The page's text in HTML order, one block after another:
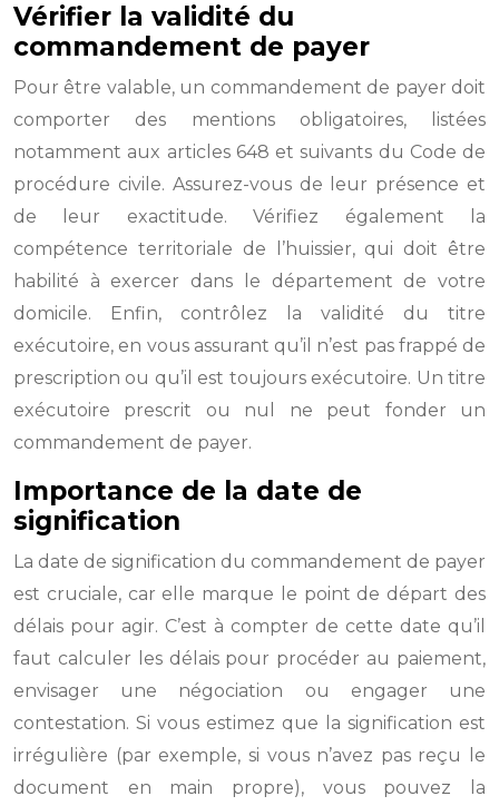
Vérifier la validité du
commandement de payer
Pour être valable, un commandement de payer doit
comporter des mentions obligatoires, listées
notamment aux articles 648 et suivants du Code de
procédure civile. Assurez-vous de leur présence et
de leur exactitude. Vérifiez également la
compétence territoriale de l’huissier, qui doit être
habilité à exercer dans le département de votre
domicile. Enfin, contrôlez la validité du titre
exécutoire, en vous assurant qu’il n’est pas frappé de
prescription ou qu’il est toujours exécutoire. Un titre
exécutoire prescrit ou nul ne peut fonder un
commandement de payer.
Importance de la date de
signification
La date de signification du commandement de payer
est cruciale, car elle marque le point de départ des
délais pour agir. C’est à compter de cette date qu’il
faut calculer les délais pour procéder au paiement,
envisager une négociation ou engager une
contestation. Si vous estimez que la signification est
irrégulière (par exemple, si vous n’avez pas reçu le
document en main propre), vous pouvez la